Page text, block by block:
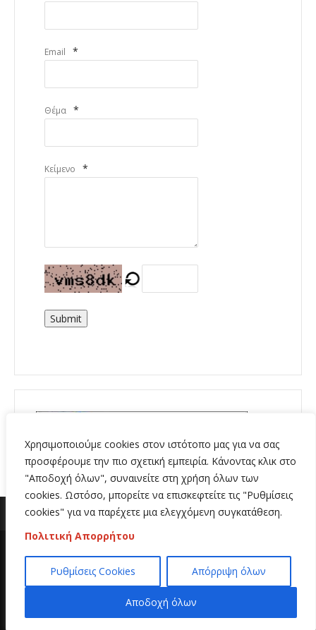
Χρησιμοποιούμε cookies στον ιστότοπο μας για να σας
προσφέρουμε την πιο σχετική εμπειρία. Κάνοντας κλικ στο
"Αποδοχή όλων", συναινείτε στη χρήση όλων των
cookies. Ωστόσο, μπορείτε να επισκεφτείτε τις "Ρυθμίσεις
cookies" για να παρέχετε μια ελεγχόμενη συγκατάθεση.
Πολιτική Απορρήτου
Ρυθμίσεις Cookies Απόρριψη όλων
Αποδοχή όλων
Email *
Θέμα *
Κείμενο *
Submit
Copyright 2020 | All Rights Reserved | Κατασκευή
ιστοσελίδων
Hi Web